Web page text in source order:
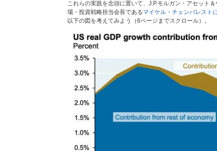
これらの実践を念頭に置いて、J.P.モルガン・アセット
場・投資戦略担当会長であるマイケル・チェンバレスト
以下の図を考えてみよう（6ページまでスクロール）。